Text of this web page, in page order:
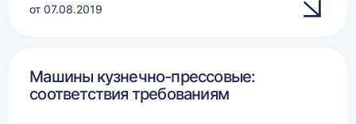
от 07.08.2019
Машины кузнечно-прессовые:
соответствия требованиям